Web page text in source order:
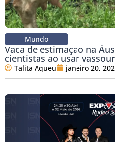
Mundo
Vaca de estimação na
cientistas ao usar
Talita Aqueu janeiro 20,